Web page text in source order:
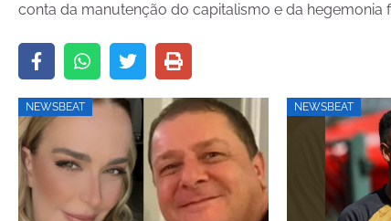
conta da manutenção do capitalismo e da hegemonia
NEWSBEAT NEWSBEAT